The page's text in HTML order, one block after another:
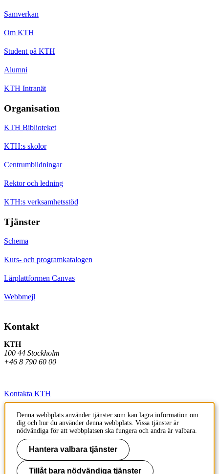
Samverkan
Om KTH
Student på KTH
Alumni
KTH Intranät
Organisation
KTH Biblioteket
KTH:s skolor
Centrumbildningar
Rektor och ledning
KTH:s verksamhetsstöd
Tjänster
Schema
Kurs- och programkatalogen
Lärplattformen Canvas
Webbmejl
Kontakt
KTH
100 44 Stockholm
+46 8 790 60 00
Kontakta KTH
Jobba på KTH
Press och media
Faktura och betalning KTH
Om KTH:s webbplatser
Denna webbplats använder tjänster som kan lagra information om
dig och hur du använder denna webbplats. Vissa tjänster är
nödvändiga för att webbplatsen ska fungera och andra är valbara.
Hantera valbara tjänster
Tillåt bara nödvändiga tjänster